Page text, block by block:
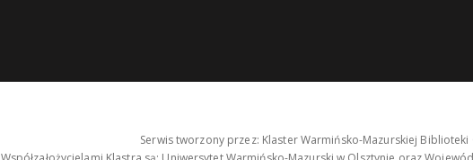
Serwis tworzony przez: Klaster Warmińsko-Mazurskiej Biblioteki